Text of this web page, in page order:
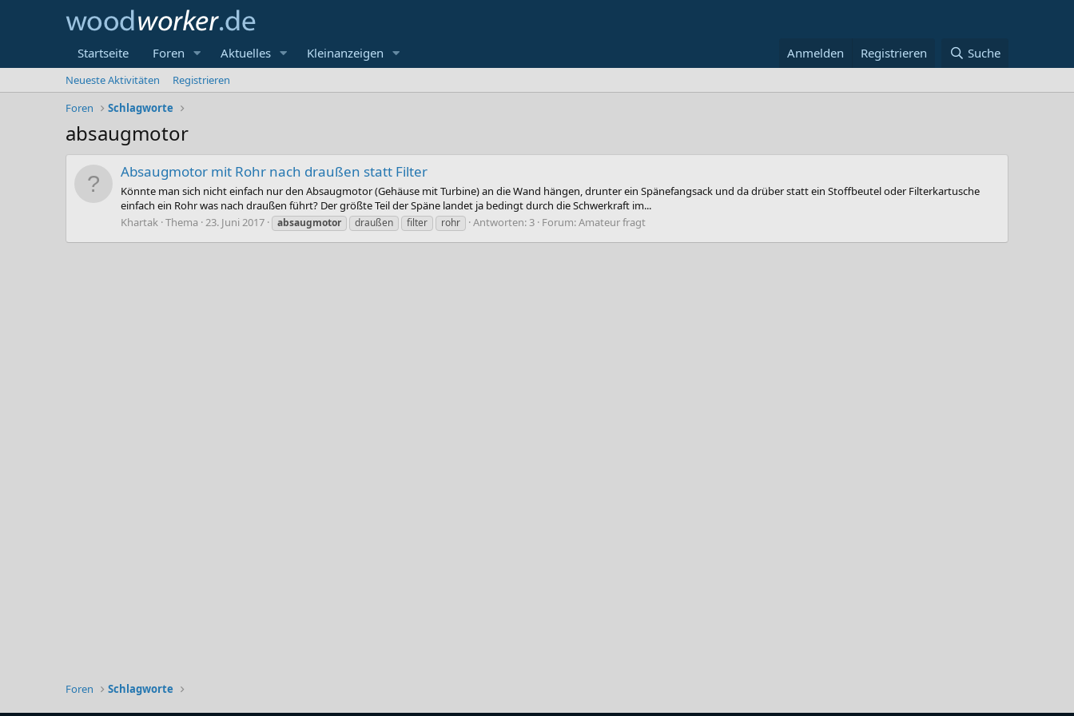
Startseite Foren Aktuelles Kleinanzeigen Anmelden Registrieren Suche
Neueste Aktivitäten
Registrieren
Foren
Schlagworte
absaugmotor
Absaugmotor mit Rohr nach draußen statt Filter
Könnte man sich nicht einfach nur den Absaugmotor (Gehäuse mit Turbine) an die Wand hängen, drunter ein Spänefangsack und da drüber statt ein Stoffbeutel oder Filterkartusche
einfach ein Rohr was nach draußen führt? Der größte Teil der Späne landet ja bedingt durch die Schwerkraft im...
Khartak Thema 23. Juni 2017 absaugmotor draußen filter rohr Antworten: 3 Forum:Amateur fragt
Foren Schlagworte